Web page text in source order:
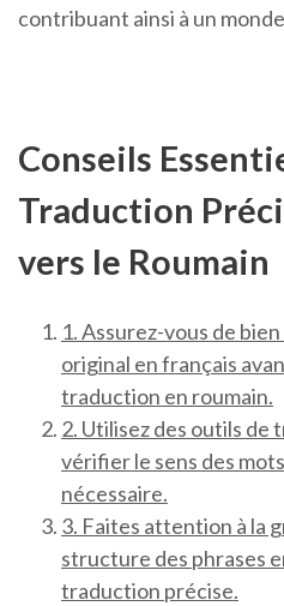
contribuant ainsi à un
Conseils
Traduction
vers le Roumain
1. Assurez-vous de
original en français
traduction en roumain.
2. Utilisez des outils
vérifier le sens des
nécessaire.
3. Faites attention à la
structure des phrases
traduction précise.